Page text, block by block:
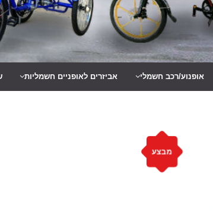
אופנוע/רכב חשמלי אביזרים לאופניים חשמליות
מבצע